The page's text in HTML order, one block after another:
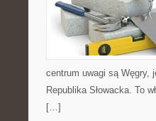
centrum uwagi są Węgry,
Republika Słowacka. To
[…]